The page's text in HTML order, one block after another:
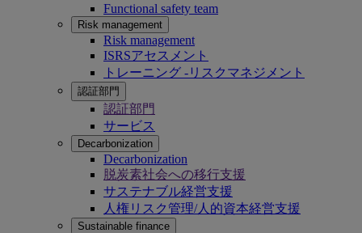
Functional safety team
Risk management
Risk management
ISRSアセスメント
トレーニング -リスクマネジメント
認証部門
認証部門
サービス
Decarbonization
Decarbonization
脱炭素社会への移行支援
サステナブル経営支援
人権リスク管理/人的資本経営支援
Sustainable finance